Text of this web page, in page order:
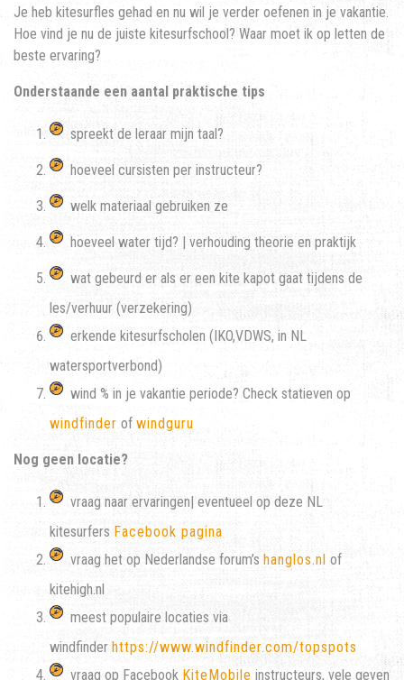
Je heb kitesurfles gehad en nu wil je verder oefenen in je vakantie.
Hoe vind je nu de juiste kitesurfschool? Waar moet ik op letten de
beste ervaring?
Onderstaande een aantal praktische tips
spreekt de leraar mijn taal?
hoeveel cursisten per instructeur?
welk materiaal gebruiken ze
hoeveel water tijd? | verhouding theorie en praktijk
wat gebeurd er als er een kite kapot gaat tijdens de
les/verhuur (verzekering)
erkende kitesurfscholen (IKO,VDWS, in NL
watersportverbond)
wind % in je vakantie periode? Check statieven op
windfinder of windguru
Nog geen locatie?
vraag naar ervaringen| eventueel op deze NL
kitesurfers Facebook pagina
vraag het op Nederlandse forum’s hanglos.nl of
kitehigh.nl
meest populaire locaties via
windfinder https://www.windfinder.com/topspots
vraag op Facebook KiteMobile instructeurs, vele geven